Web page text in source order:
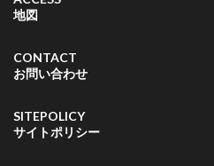
地図
CONTACT
お問い合わせ
SITEPOLICY
サイトポリシー